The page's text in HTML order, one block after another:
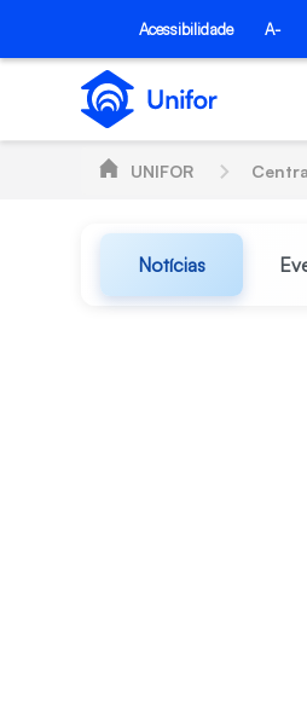
Pular para o Conteúdo principal
Acessibilidade A-
UNIFOR
Notícias